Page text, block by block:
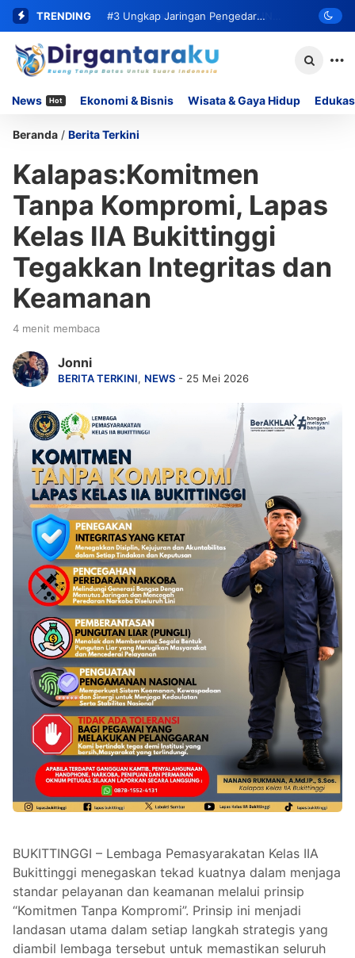
TRENDING #3 Ungkap Jaringan Pengedar
Narkoba, Satresnarkoba Polresta
News Hot Ekonomi & Bisnis Wisata & Gaya Hidup
Beranda / Berita Terkini
Kalapas:Komitmen
Tanpa Kompromi, Lapas
Kelas IIA Bukittinggi
Tegakkan Integritas dan
Keamanan
4 menit membaca
Jonni
BERITA TERKINI, NEWS - 25 Mei 2026
BUKITTINGGI – Lembaga Pemasyarakatan Kelas IIA
Bukittinggi menegaskan tekad kuatnya dalam menjaga
standar pelayanan dan keamanan melalui prinsip
“Komitmen Tanpa Kompromi”. Prinsip ini menjadi
landasan utama dalam setiap langkah strategis yang
diambil lembaga tersebut untuk memastikan seluruh